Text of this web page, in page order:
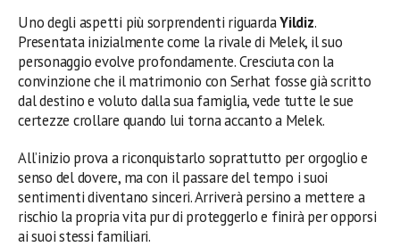
Uno degli aspetti più sorprendenti riguardaYildiz.
Presentata inizialmente come la rivale di Melek, il suo
personaggio evolve profondamente. Cresciuta con la
convinzione che il matrimonio con Serhat fosse già scritto
dal destino e voluto dalla sua famiglia, vede tutte le sue
certezze crollare quando lui torna accanto a Melek.
All’inizio prova a riconquistarlo soprattutto per orgoglio e
senso del dovere, ma con il passare del tempo i suoi
sentimenti diventano sinceri. Arriverà persino a mettere a
rischio la propria vita pur di proteggerlo e finirà per opporsi
ai suoi stessi familiari.